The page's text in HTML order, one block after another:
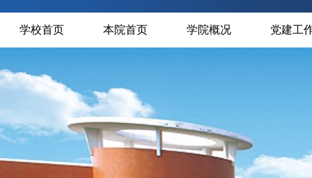
学校首页 本院首页 学院概况 党建工